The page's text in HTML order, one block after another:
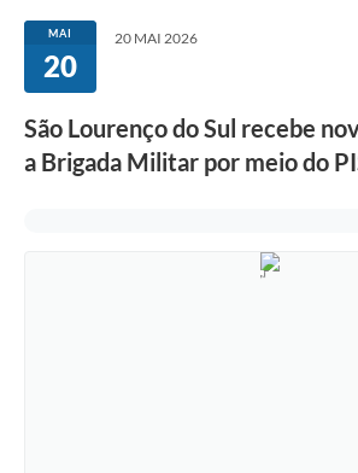
MAI
20
20 MAI 2026
São Lourenço do Sul recebe
a Brigada Militar por meio do